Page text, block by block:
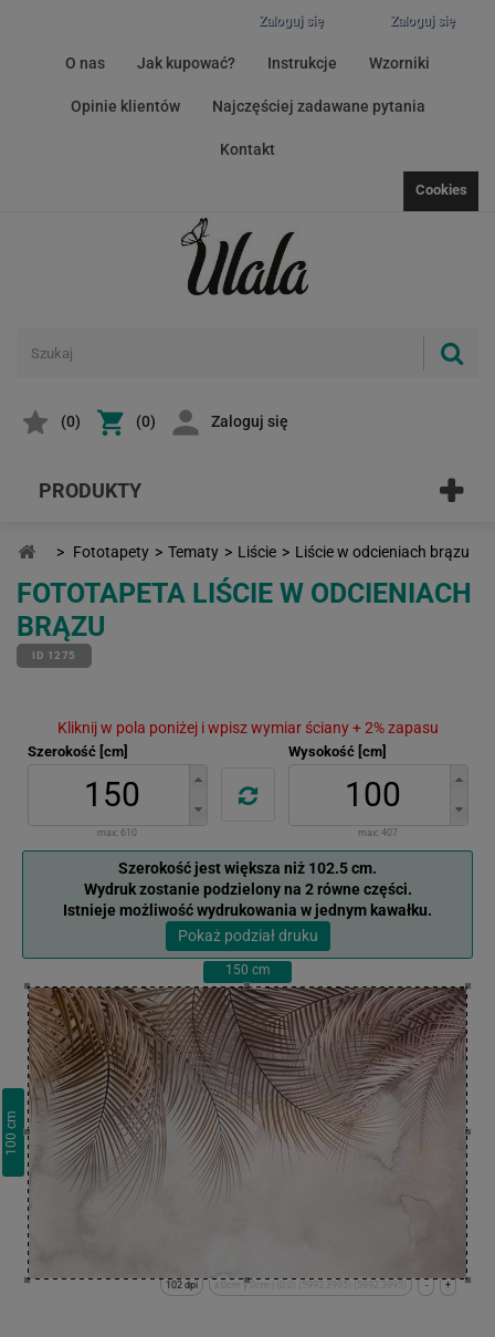
Zaloguj się
Zaloguj się
O nas Jak kupować? Instrukcje Wzorniki
Opinie klientów Najczęściej zadawane pytania
Kontakt
Cookies
(0) (0) Zaloguj się
PRODUKTY
> Fototapety > Tematy > Liście > Liście w odcieniach brązu
FOTOTAPETA LIŚCIE W ODCIENIACH
BRĄZU
ID 1275
Kliknij w pola poniżej i wpisz wymiar ściany + 2% zapasu
Szerokość [cm]
max: 610
Wysokość [cm]
max: 407
Szerokość jest większa niż 102.5 cm.
Wydruk zostanie podzielony na 2 równe części.
Istnieje możliwość wydrukowania w jednym kawałku.
Pokaż podział druku
150 cm
100
cm
+
-
x:0cm y:0cm | (0,0) (5992,3995) (5992,3995)
102 dpi